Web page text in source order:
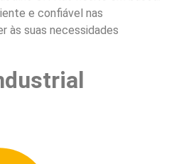
e confiável nas
às suas necessidades